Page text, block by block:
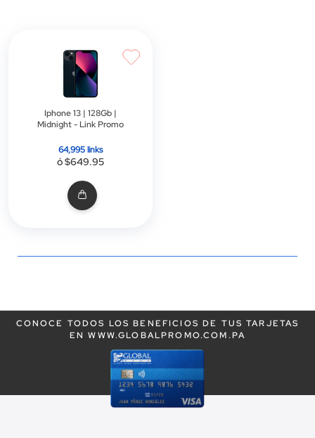
Iphone 13 | 128Gb |
Midnight - Link Promo
64,995 links
ó $649.95
CONOCE TODOS LOS BENEFICIOS DE TUS TARJETAS
EN WWW.GLOBALPROMO.COM.PA